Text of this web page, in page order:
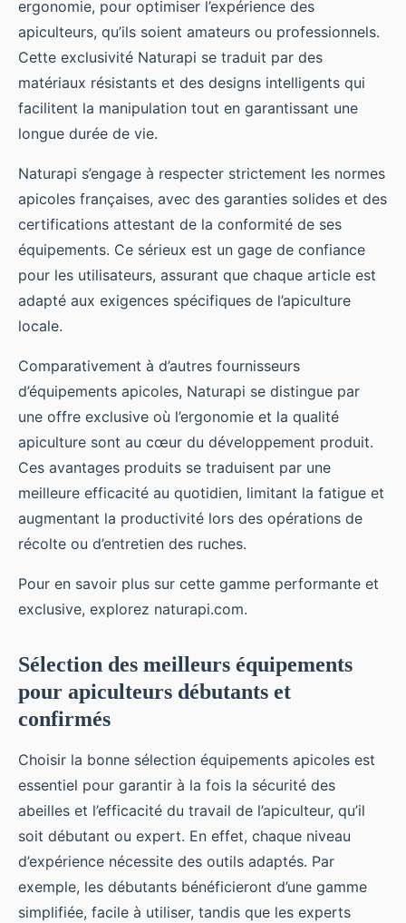
ergonomie, pour optimiser l’expérience des
apiculteurs, qu’ils soient amateurs ou professionnels.
Cette exclusivité Naturapi se traduit par des
matériaux résistants et des designs intelligents qui
facilitent la manipulation tout en garantissant une
longue durée de vie.
Naturapi s’engage à respecter strictement les normes
apicoles françaises, avec des garanties solides et des
certifications attestant de la conformité de ses
équipements. Ce sérieux est un gage de confiance
pour les utilisateurs, assurant que chaque article est
adapté aux exigences spécifiques de l’apiculture
locale.
Comparativement à d’autres fournisseurs
d’équipements apicoles, Naturapi se distingue par
une offre exclusive où l’ergonomie et la qualité
apiculture sont au cœur du développement produit.
Ces avantages produits se traduisent par une
meilleure efficacité au quotidien, limitant la fatigue et
augmentant la productivité lors des opérations de
récolte ou d’entretien des ruches.
Pour en savoir plus sur cette gamme performante et
exclusive, explorez naturapi.com.
Sélection des meilleurs équipements
pour apiculteurs débutants et
confirmés
Choisir la bonne sélection équipements apicoles est
essentiel pour garantir à la fois la sécurité des
abeilles et l’efficacité du travail de l’apiculteur, qu’il
soit débutant ou expert. En effet, chaque niveau
d’expérience nécessite des outils adaptés. Par
exemple, les débutants bénéficieront d’une gamme
simplifiée, facile à utiliser, tandis que les experts